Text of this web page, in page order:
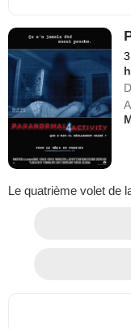
Le quatrième volet de